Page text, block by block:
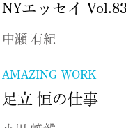
NYエッセイ
中瀬 有紀
AMAZING WORK
足立 恒の仕事